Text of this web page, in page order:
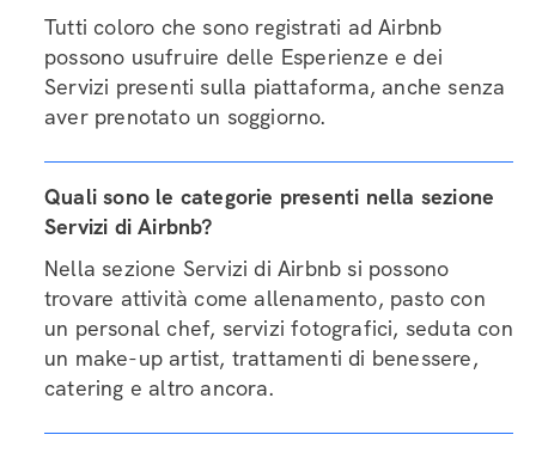
Tutti coloro che sono registrati ad Airbnb
possono usufruire delle Esperienze e dei
Servizi presenti sulla piattaforma, anche senza
aver prenotato un soggiorno.
Quali sono le categorie presenti nella sezione
Servizi di Airbnb?
Nella sezione Servizi di Airbnb si possono
trovare attività come allenamento, pasto con
un personal chef, servizi fotografici, seduta con
un make-up artist, trattamenti di benessere,
catering e altro ancora.